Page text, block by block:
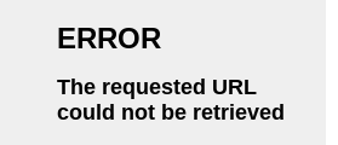
Swahili
Tajik